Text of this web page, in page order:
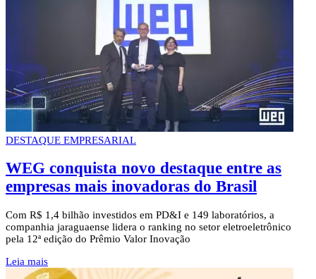
DESTAQUE EMPRESARIAL
WEG conquista novo destaque entre as
empresas mais inovadoras do Brasil
Com R$ 1,4 bilhão investidos em PD&I e 149 laboratórios, a
companhia jaraguaense lidera o ranking no setor eletroeletrônico
pela 12ª edição do Prêmio Valor Inovação
Leia mais